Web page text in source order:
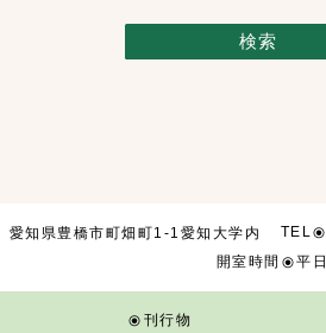
愛知県豊橋市町畑町1-1 愛知大学内 TEL
開室時間
平
刊行物